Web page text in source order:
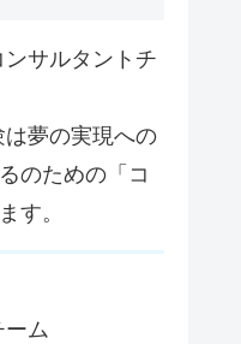
サルタントチ
は夢の実現への
のための「コ
す。
ム